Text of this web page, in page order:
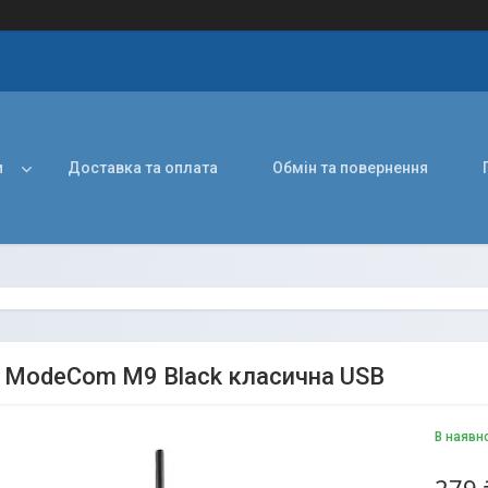
Доставка та оплата Обмін та повернення
M9 Black класична USB
В